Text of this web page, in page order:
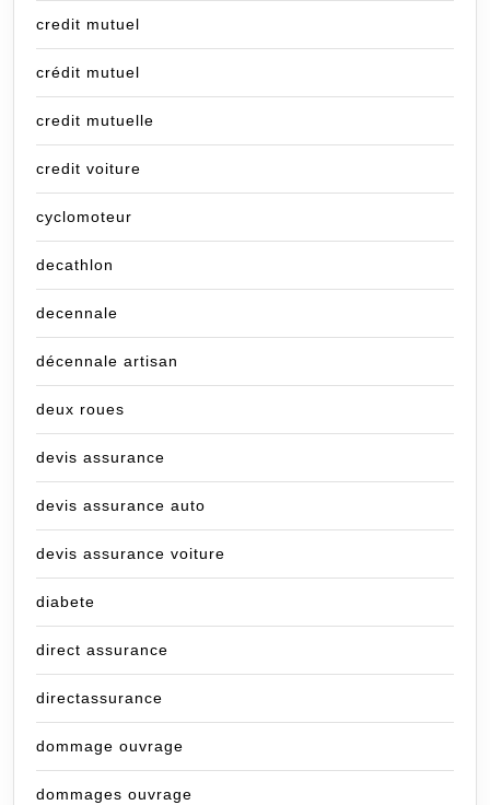
credit mutuel
crédit mutuel
credit mutuelle
credit voiture
cyclomoteur
decathlon
decennale
décennale artisan
deux roues
devis assurance
devis assurance auto
devis assurance voiture
diabete
direct assurance
directassurance
dommage ouvrage
dommages ouvrage